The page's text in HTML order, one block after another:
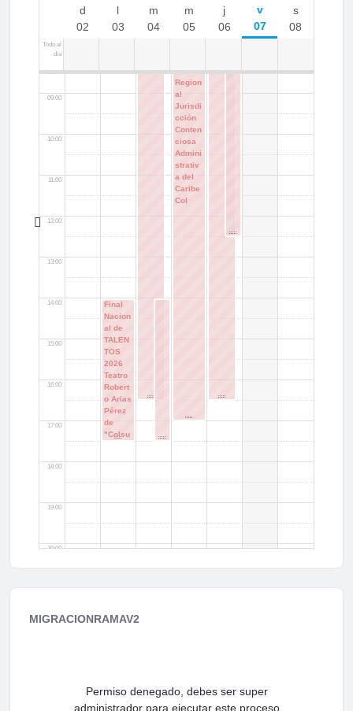
02 03 04 05 06 07 08
Todo el
dia
08:00
09:00
10:00
11:00
12:00
13:00
14:00
15:00
16:00
17:00
18:00
19:00
20:00
21:00
Final
Nacion
al de
TALEN
TOS
2026
Teatro
Robert
o Arias
Pérez
de
"Colsu
reso
Region
al
Jurisdi
cción
Conten
ciosa
Admini
strativ
a del
Caribe
Col
MIGRACIONRAMAV2
Permiso denegado, debes ser super
administrador para ejecutar este proceso